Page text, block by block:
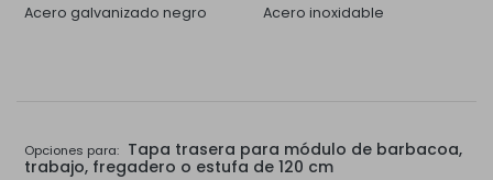
Acero galvanizado negro Acero inoxidable
Opciones para: Tapa trasera para módulo de barbacoa,
trabajo, fregadero o estufa de 120 cm